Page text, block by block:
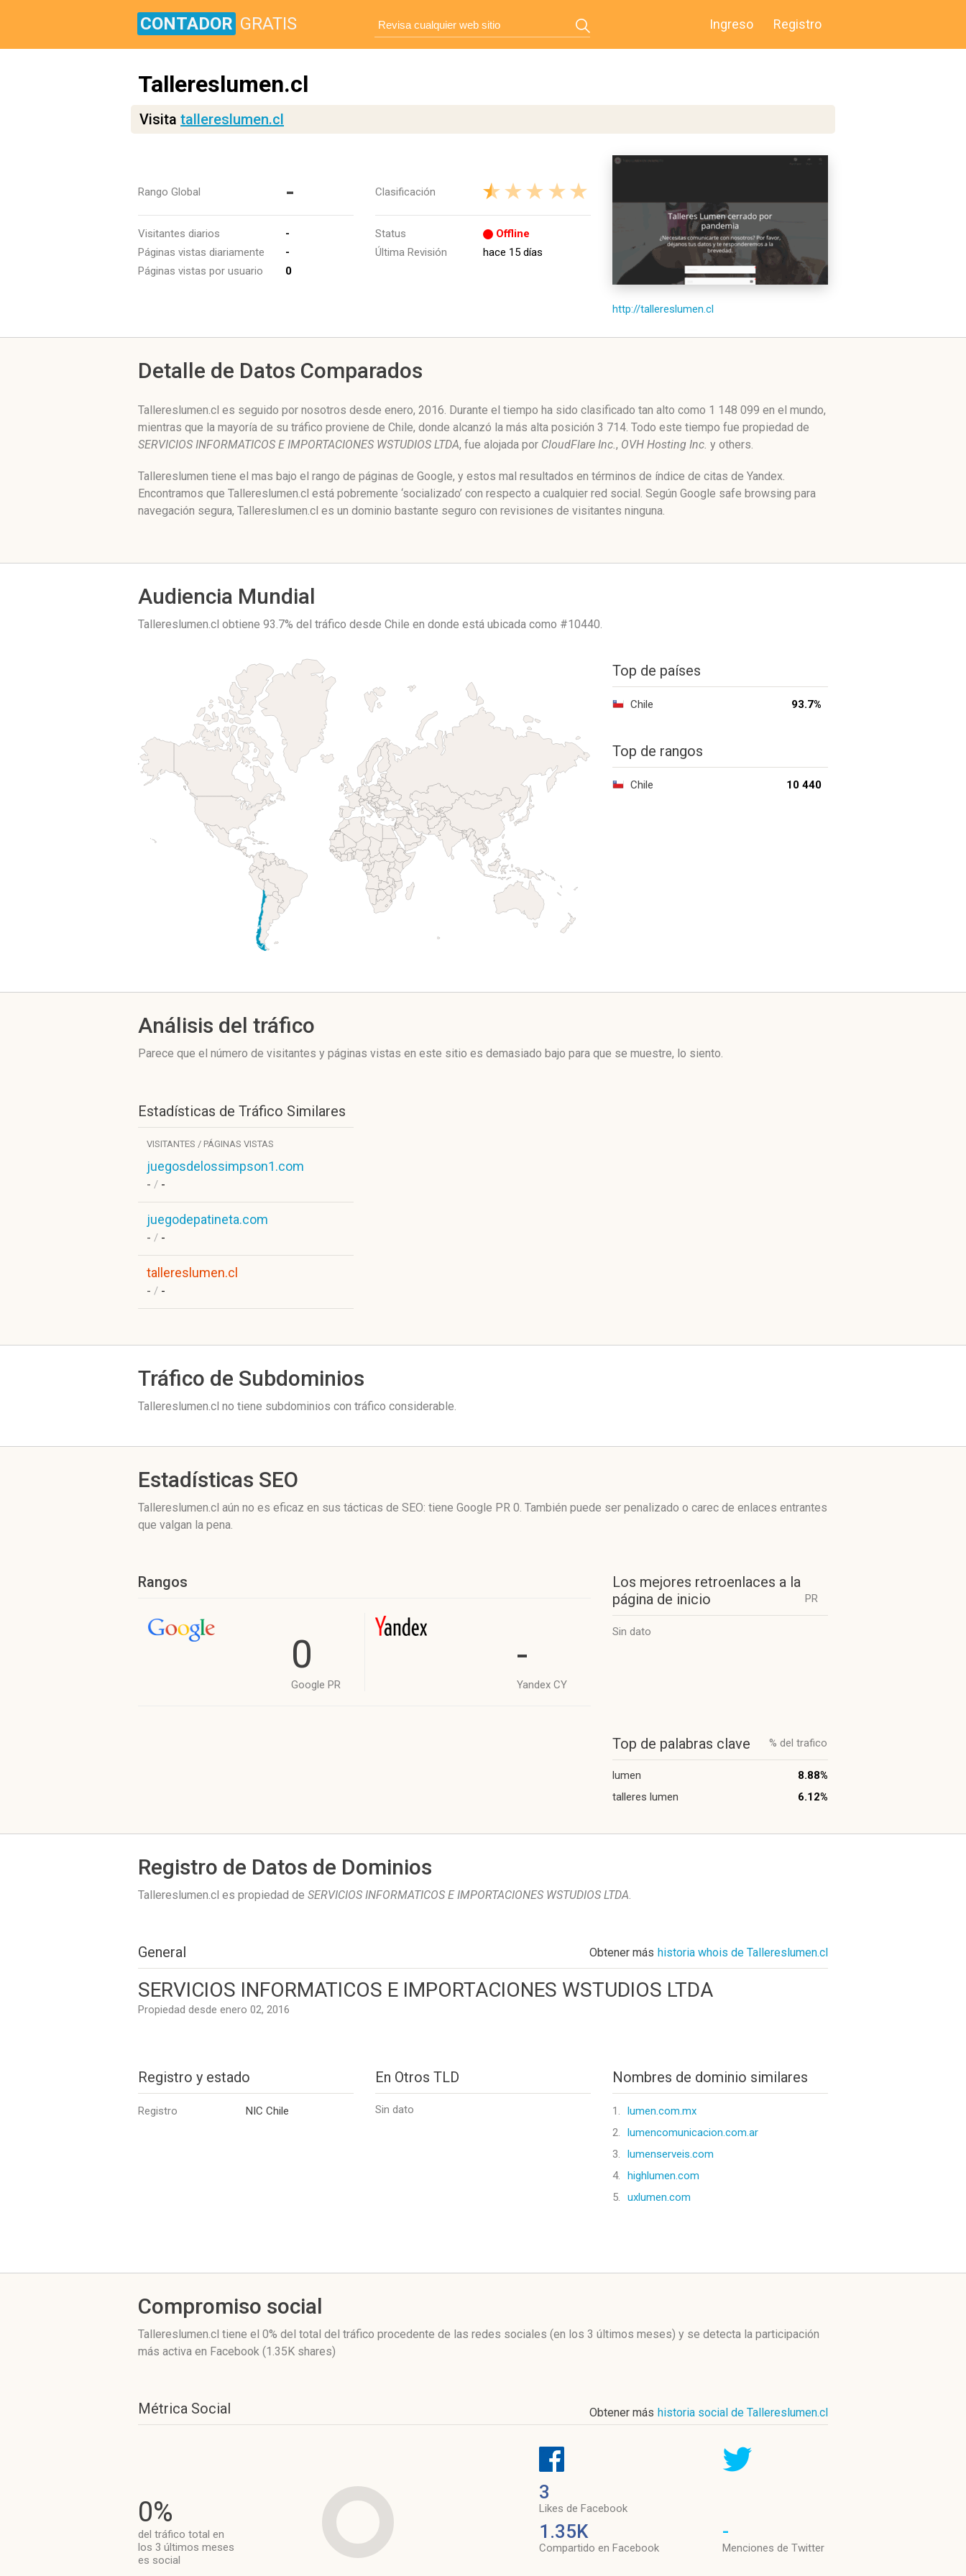
CONTADOR GRATIS Ingreso Registro
Tallereslumen.cl
Visita tallereslumen.cl
Rango Global -
Visitantes diarios
-
Páginas vistas diariamente
-
Páginas vistas por usuario
0
Clasificación
Status
Offline
Última Revisión
hace 15 días
http://tallereslumen.cl
Detalle de Datos Comparados
Tallereslumen.cl es seguido por nosotros desde enero, 2016. Durante el tiempo ha sido clasificado tan alto como 1 148 099 en el mundo,
mientras que la mayoría de su tráfico proviene de Chile, donde alcanzó la más alta posición 3 714. Todo este tiempo fue propiedad de
SERVICIOS INFORMATICOS E IMPORTACIONES WSTUDIOS LTDA, fue alojada por CloudFlare Inc., OVH Hosting Inc. y others.
Tallereslumen tiene el mas bajo el rango de páginas de Google, y estos mal resultados en términos de índice de citas de Yandex.
Encontramos que Tallereslumen.cl está pobremente ‘socializado’ con respecto a cualquier red social. Según Google safe browsing para
navegación segura, Tallereslumen.cl es un dominio bastante seguro con revisiones de visitantes ninguna.
Audiencia Mundial
Tallereslumen.cl obtiene 93.7% del tráfico desde Chile en donde está ubicada como #10440.
Top de países
Chile 93.7%
Top de rangos
Chile 10 440
Análisis del tráfico
Parece que el número de visitantes y páginas vistas en este sitio es demasiado bajo para que se muestre, lo siento.
Estadísticas de Tráfico Similares
VISITANTES / PÁGINAS VISTAS
juegosdelossimpson1.com
- / -
juegodepatineta.com
- / -
tallereslumen.cl
- / -
Tráfico de Subdominios
Tallereslumen.cl no tiene subdominios con tráfico considerable.
Estadísticas SEO
Tallereslumen.cl aún no es eficaz en sus tácticas de SEO: tiene Google PR 0. También puede ser penalizado o carec de enlaces entrantes
que valgan la pena.
Rangos
0
Google PR
-
Yandex CY
Los mejores retroenlaces a la
página de inicio
PR
Sin dato
Top de palabras clave % del trafico
lumen
8.88%
talleres lumen
6.12%
Registro de Datos de Dominios
Tallereslumen.cl es propiedad de SERVICIOS INFORMATICOS E IMPORTACIONES WSTUDIOS LTDA.
General Obtener más historia whois de Tallereslumen.cl
SERVICIOS INFORMATICOS E IMPORTACIONES WSTUDIOS LTDA
Propiedad desde enero 02, 2016
Registro y estado
Registro NIC Chile
En Otros TLD
Sin dato
Nombres de dominio similares
1.
lumen.com.mx
2.
lumencomunicacion.com.ar
3.
lumenserveis.com
4.
highlumen.com
5.
uxlumen.com
Compromiso social
Tallereslumen.cl tiene el 0% del total del tráfico procedente de las redes sociales (en los 3 últimos meses) y se detecta la participación
más activa en Facebook (1.35K shares)
Métrica Social Obtener más historia social de Tallereslumen.cl
0%
del tráfico total en
los 3 últimos meses
es social
3
Likes de Facebook
1.35K
Compartido en Facebook
-
Menciones de Twitter